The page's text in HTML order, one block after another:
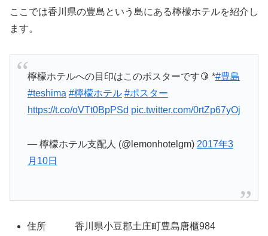
ここでは香川県の豊島という島にある檸檬ホテルを紹介し
ます。
檸檬ホテルへの目印はこのポスターです🍋 *#豊島
#teshima #檸檬ホテル #ポスター
https://t.co/oVTt0BpPSd pic.twitter.com/0rtZp67yOj
— 檸檬ホテル支配人 (@lemonhotelgm) 2017年3
月10日
住所 香川県小豆郡土庄町豊島唐櫃984